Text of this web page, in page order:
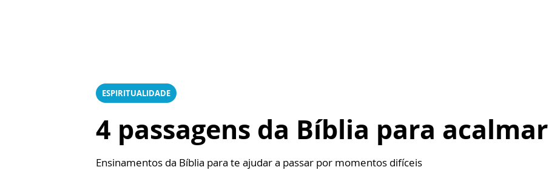
ESPIRITUALIDADE
4 passagens da Bíblia para
Ensinamentos da Bíblia para te ajudar a passar por momentos difíceis